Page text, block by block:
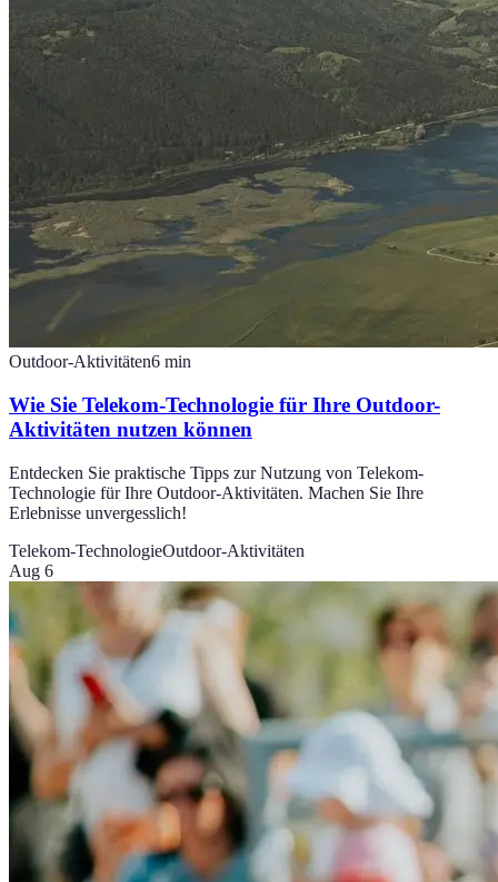
Outdoor-Aktivitäten6 min
Wie Sie Telekom-Technologie für Ihre Outdoor-
Aktivitäten nutzen können
Entdecken Sie praktische Tipps zur Nutzung von Telekom-
Technologie für Ihre Outdoor-Aktivitäten. Machen Sie Ihre
Erlebnisse unvergesslich!
Telekom-TechnologieOutdoor-Aktivitäten
Aug 6